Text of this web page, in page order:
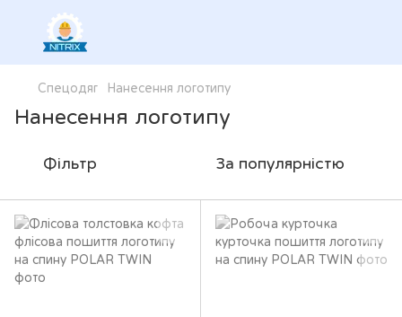
Спецодяг Нанесення логотипу
Нанесення логотипу
Фільтр За популярністю